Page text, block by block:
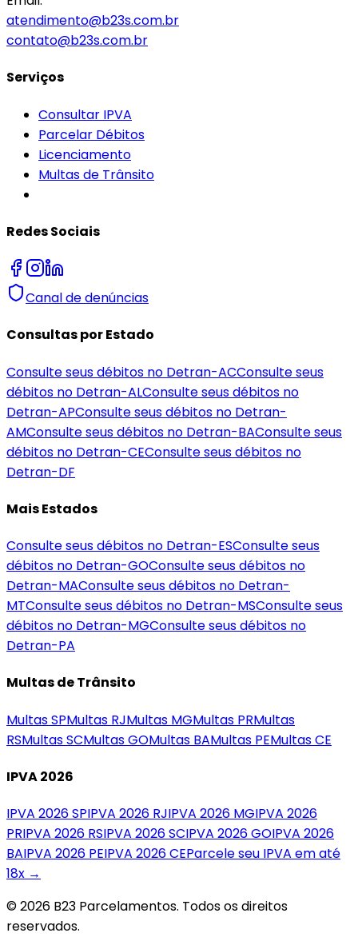
atendimento@b23s.com.br
contato@b23s.com.br
Serviços
Consultar IPVA
Parcelar Débitos
Licenciamento
Multas de Trânsito
Redes Sociais
Canal de denúncias
Consultas por Estado
Consulte seus débitos no Detran-ACConsulte seus
débitos no Detran-ALConsulte seus débitos no
Detran-APConsulte seus débitos no Detran-
AMConsulte seus débitos no Detran-BAConsulte seus
débitos no Detran-CEConsulte seus débitos no
Detran-DF
Mais Estados
Consulte seus débitos no Detran-ESConsulte seus
débitos no Detran-GOConsulte seus débitos no
Detran-MAConsulte seus débitos no Detran-
MTConsulte seus débitos no Detran-MSConsulte seus
débitos no Detran-MGConsulte seus débitos no
Detran-PA
Multas de Trânsito
MultasSPMultas RJMultas MGMultas PRMultas
RSMultasSCMultasGOMultas BAMultas PEMultasCE
IPVA 2026
IPVA 2026SPIPVA 2026 RJIPVA 2026 MGIPVA 2026
PRIPVA 2026 RSIPVA 2026SCIPVA 2026GOIPVA 2026
BAIPVA 2026 PEIPVA 2026CEParcele seu IPVA em até
18x →
© 2026 B23 Parcelamentos. Todos os direitos
reservados.